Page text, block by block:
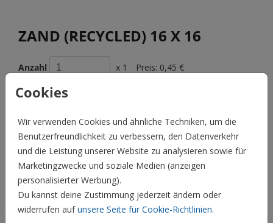
Cookies
Wir verwenden Cookies und ähnliche Techniken, um die
Benutzerfreundlichkeit zu verbessern, den Datenverkehr
und die Leistung unserer Website zu analysieren sowie für
Marketingzwecke und soziale Medien (anzeigen
personalisierter Werbung).
Du kannst deine Zustimmung jederzeit ändern oder
widerrufen aufunsere Seite für Cookie-Richtlinien.
ZAND (RECYCLED) 16 X 16
Anzahl x 1 Preis: 0,45 €
zand (recycled) 16 x 16
Preis:0,45 € für 1
Hochzeit